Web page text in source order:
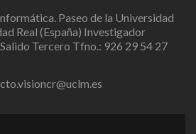
Paseo de la Universidad
Real (España) Investigador
Tercero Tfno.: 926 29 54 27